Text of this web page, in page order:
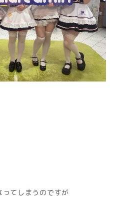
てしまうのですが